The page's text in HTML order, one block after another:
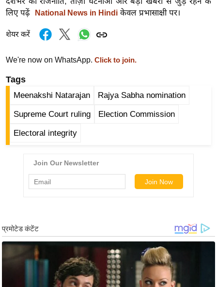
न
ग
बॉ
ड
हॉ
वु
B
r
e
लिए पढ़ें
National News in Hindi केवल प्रभासाक्षी पर।
शेयर करें
We're now on WhatsApp. Click to join.
Tags
Meenakshi Natarajan Rajya Sabha nomination
Supreme Court ruling Election Commission
Electoral integrity